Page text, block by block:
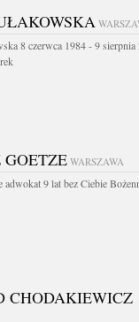
8 czerwca 1984 - 9 sierpnia
GOETZE WARSZAWA
adwokat 9 lat bez Ciebie
CHODAKIEWICZ